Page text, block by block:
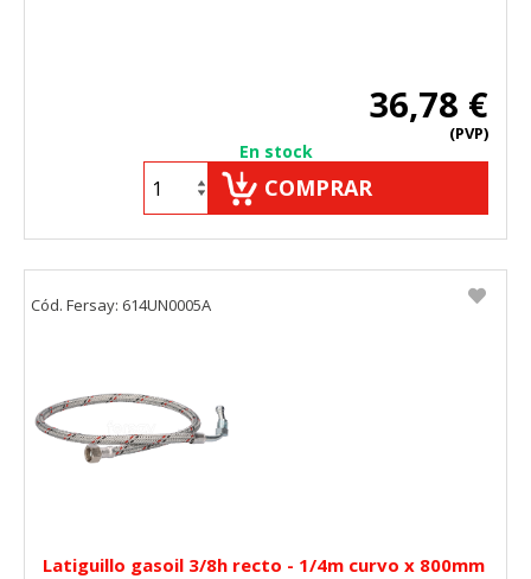
36,78 €
(PVP)
En stock
COMPRAR
Latiguillo gasoil 3/8h recto - 1/4m curvo x 800mm
Cód. Fersay: 614UN0005A